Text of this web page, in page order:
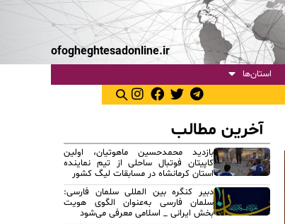
ofogheghtesadonline.ir
استان‌ها
آخرین مطالب
بازدید محمدحسین ماهوتیان، اولین
کاپیتان فوتبال ساحلی از تیم نماینده
استان کرمانشاه در مسابقات لیگ کشور
دبیر کنگره بین المللی سلمان فارسی:
سلمان فارسی به‌عنوان الگوی هویت
بخش ایرانی _ اسلامی معرفی می‌شود